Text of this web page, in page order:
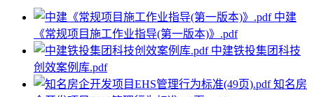
中建
《常规项目施工作业指导(第一版本)》.pdf
中建铁投集团科技
创效案例库.pdf
知名房